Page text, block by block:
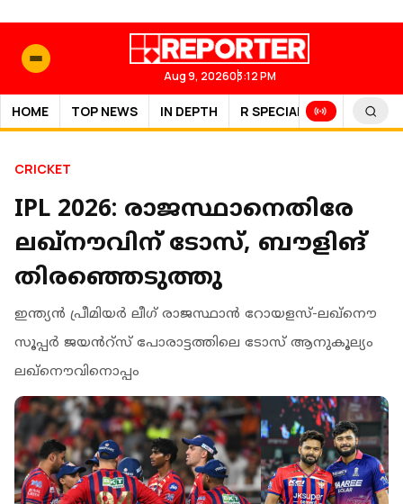
Aug 9, 202603:12 PM
HOME TOP NEWS IN DEPTH R SPECIAL SPORTS
CRICKET
IPL 2026: രാജസ്ഥാനെതിരേ
ലഖ്‌നൗവിന് ടോസ്, ബൗളിങ്
തിരഞ്ഞെടുത്തു
ഇന്ത്യന്‍ പ്രീമിയര്‍ ലീഗ് രാജസ്ഥാൻ റോയളസ്-ലഖ്നൌ
സൂപ്പർ ജയൻറ്സ് പോരാട്ടത്തിലെ ടോസ് ആനുകൂല്യം
ലഖ്നൌവിനൊപ്പം